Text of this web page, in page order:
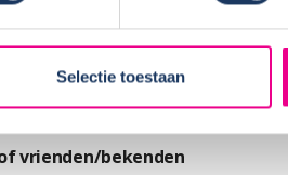
Selectie toestaan
of de
tijd genomen.
vrienden/bekenden